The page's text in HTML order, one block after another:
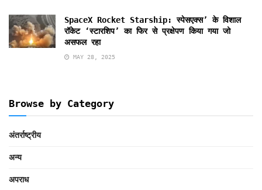
SpaceX Rocket Starship: स्पेसएक्स’ के विशाल
रॉकेट ‘स्टारशिप’ का फिर से प्रक्षेपण किया गया जो
असफल रहा
MAY 28, 2025
Browse by Category
अंतर्राष्ट्रीय
अन्य
अपराध